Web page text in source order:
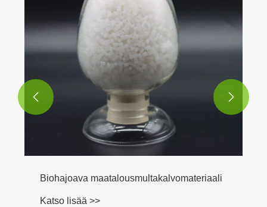
Biohajoava maatalousmultakalvomateriaali
Katso lisää >>
 